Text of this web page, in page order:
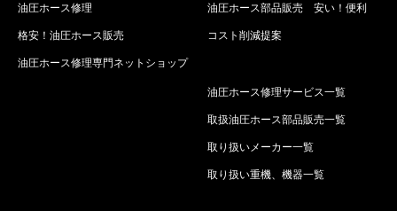
油圧ホース修理
格安！油圧ホース販売
油圧ホース修理専門ネットショップ
油圧ホース部品販売 安い！便利
コスト削減提案
油圧ホース修理サービス一覧
取扱油圧ホース部品販売一覧
取り扱いメーカー一覧
取り扱い重機、機器一覧